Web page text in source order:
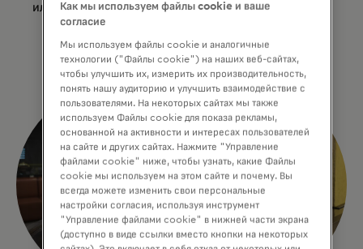
или воспользоваться курительной комнатой.
Как мы используем файлы cookie и ваше
согласие
Мы используем файлы cookie и аналогичные
технологии ("Файлы cookie") на наших веб-сайтах,
чтобы улучшить их, измерить их производительность,
понять нашу аудиторию и улучшить взаимодействие с
пользователями. На некоторых сайтах мы также
используем Файлы cookie для показа рекламы,
основанной на активности и интересах пользователей
на сайте и других сайтах. Нажмите "Управление
файлами cookie" ниже, чтобы узнать, какие Файлы
cookie мы используем на этом сайте и почему. Вы
всегда можете изменить свои персональные
настройки согласия, используя инструмент
"Управление файлами cookie" в нижней части экрана
(доступно в виде ссылки вместо кнопки на некоторых